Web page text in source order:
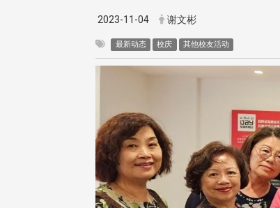
2023-11-04 谢文彬
最新动态 校庆 其他校友活动